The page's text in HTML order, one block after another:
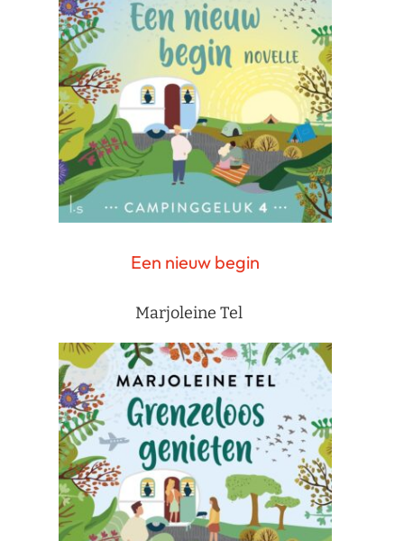
Een nieuw begin
Marjoleine Tel